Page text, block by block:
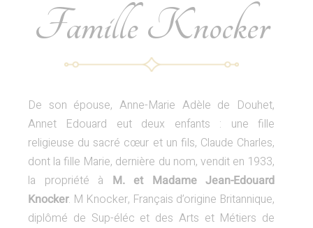
Famille Knocker
De son épouse, Anne-Marie Adèle de Douhet,
Annet Edouard eut deux enfants : une fille
religieuse du sacré cœur et un fils, Claude Charles,
dont la fille Marie, dernière du nom, vendit en 1933,
la propriété à M. et Madame Jean-Edouard
Knocker. M Knocker, Français d’origine Britannique,
diplômé de Sup-éléc et des Arts et Métiers de